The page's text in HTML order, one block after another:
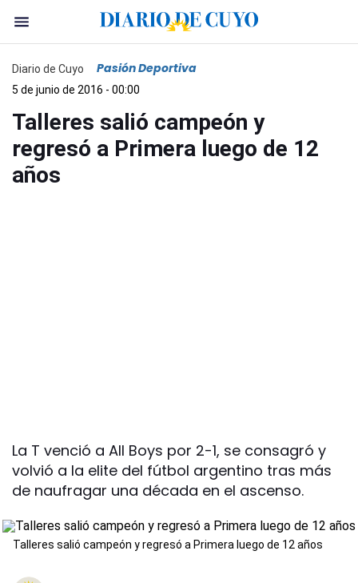
Diario de Cuyo Pasión Deportiva
5 de junio de 2016 - 00:00
Talleres salió campeón y
regresó a Primera luego de 12
años
La T venció a All Boys por 2-1, se consagró y
volvió a la elite del fútbol argentino tras más
de naufragar una década en el ascenso.
Talleres salió campeón y regresó a Primera luego de 12 años